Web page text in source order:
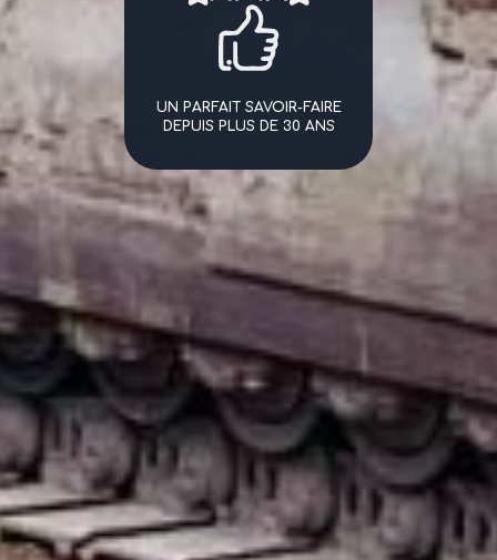
UN PARFAIT SAVOIR-FAIRE
DEPUIS PLUS DE 30 ANS